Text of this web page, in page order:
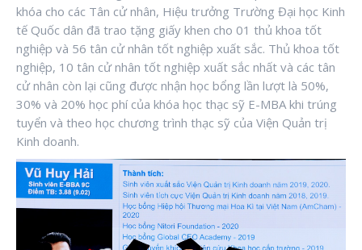
khóa cho các Tân cử nhân, Hiệu trưởng Trường Đại học Kinh
tế Quốc dân đã trao tặng giấy khen cho 01 thủ khoa tốt
nghiệp và 56 tân cử nhân tốt nghiệp xuất sắc. Thủ khoa tốt
nghiệp, 10 tân cử nhân tốt nghiệp xuất sắc nhất và các tân
cử nhân còn lại cũng được nhận học bổng lần lượt là 50%,
30% và 20% học phí của khóa học thạc sỹ E-MBA khi trúng
tuyển và theo học chương trình thạc sỹ của Viện Quản trị
Kinh doanh.